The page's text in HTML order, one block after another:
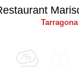
Tarragona